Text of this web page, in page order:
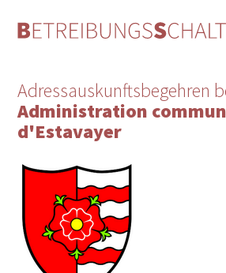
Adressauskunftsbegehren
Administration
d'Estavayer